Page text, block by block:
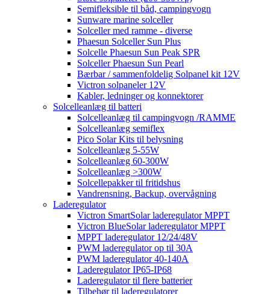
Semifleksible til båd, campingvogn
Sunware marine solceller
Solceller med ramme - diverse
Phaesun Solceller Sun Plus
Solcelle Phaesun Sun Peak SPR
Solceller Phaesun Sun Pearl
Bærbar / sammenfoldelig Solpanel kit 12V
Victron solpaneler 12V
Kabler, ledninger og konnektorer
Solcelleanlæg til batteri
Solcelleanlæg til campingvogn /RAMME
Solcelleanlæg semiflex
Pico Solar Kits til belysning
Solcelleanlæg 5-55W
Solcelleanlæg 60-300W
Solcelleanlæg >300W
Solcellepakker til fritidshus
Vandrensning, Backup, overvågning
Laderegulator
Victron SmartSolar laderegulator MPPT
Victron BlueSolar laderegulator MPPT
MPPT laderegulator 12/24/48V
PWM laderegulator op til 30A
PWM laderegulator 40-140A
Laderegulator IP65-IP68
Laderegulator til flere batterier
Tilbehør til laderegulatorer